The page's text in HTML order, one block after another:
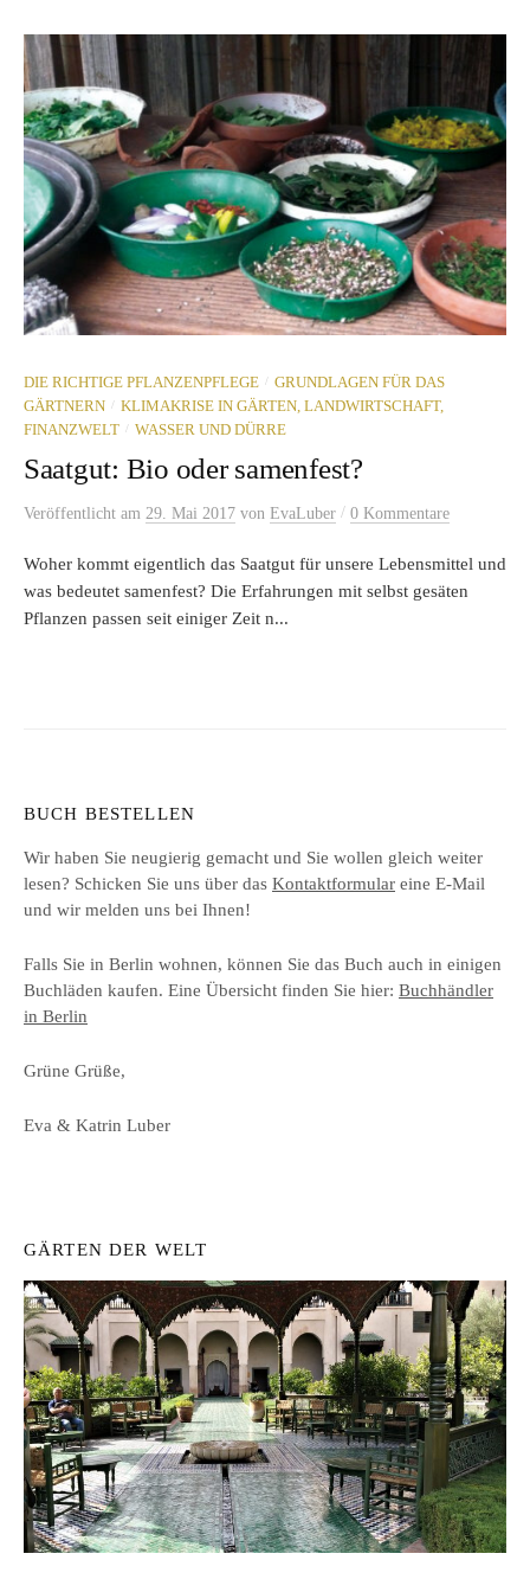
DIE RICHTIGE PFLANZENPFLEGE / GRUNDLAGEN FÜR DAS
GÄRTNERN / KLIMAKRISE IN GÄRTEN, LANDWIRTSCHAFT,
FINANZWELT / WASSER UND DÜRRE
Saatgut: Bio oder samenfest?
Veröffentlicht am 29. Mai 2017 von EvaLuber / 0 Kommentare
Woher kommt eigentlich das Saatgut für unsere Lebensmittel und
was bedeutet samenfest? Die Erfahrungen mit selbst gesäten
Pflanzen passen seit einiger Zeit n...
BUCH BESTELLEN
Wir haben Sie neugierig gemacht und Sie wollen gleich weiter
lesen? Schicken Sie uns über das Kontaktformular eine E-Mail
und wir melden uns bei Ihnen!
Falls Sie in Berlin wohnen, können Sie das Buch auch in einigen
Buchläden kaufen. Eine Übersicht finden Sie hier: Buchhändler
in Berlin
Grüne Grüße,
Eva & Katrin Luber
GÄRTEN DER WELT